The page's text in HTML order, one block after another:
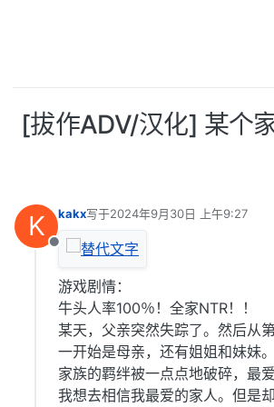
[拔作ADV/汉化] 某个
K
离线
kakx写于2024年9月30日 上午9:27
最后由 编辑
游戏剧情：
牛头人率100％！全家NTR！！
某天，父亲突然失踪了。然后从
一开始是母亲，还有姐姐和妹妹
家族的羁绊被一点点地破碎，最
我想去相信我最爱的家人。但是